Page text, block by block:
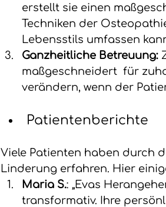
erstellt sie einen
Techniken der
Lebensstils umfassen
Ganzheitliche Betreuung:
maßgeschneidert  für
verändern, wenn der
Patientenberichte
Viele Patienten haben durch
Linderung erfahren. Hier
Maria S.: „Evas
transformativ. Ihre